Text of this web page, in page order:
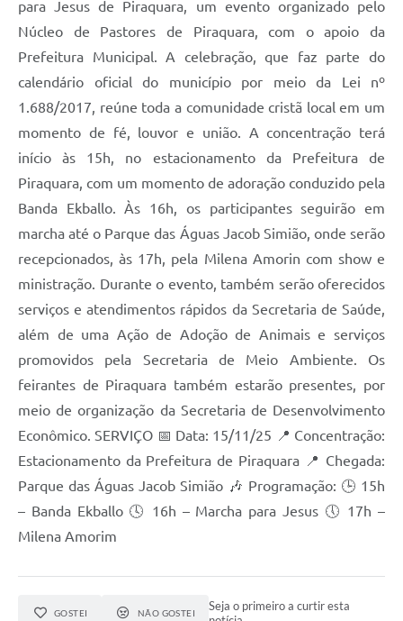
para Jesus de Piraquara, um evento organizado pelo
Núcleo de Pastores de Piraquara, com o apoio da
Prefeitura Municipal. A celebração, que faz parte do
calendário oficial do município por meio da Lei nº
1.688/2017, reúne toda a comunidade cristã local em um
momento de fé, louvor e união. A concentração terá
início às 15h, no estacionamento da Prefeitura de
Piraquara, com um momento de adoração conduzido pela
Banda Ekballo. Às 16h, os participantes seguirão em
marcha até o Parque das Águas Jacob Simião, onde serão
recepcionados, às 17h, pela Milena Amorin com show e
ministração. Durante o evento, também serão oferecidos
serviços e atendimentos rápidos da Secretaria de Saúde,
além de uma Ação de Adoção de Animais e serviços
promovidos pela Secretaria de Meio Ambiente. Os
feirantes de Piraquara também estarão presentes, por
meio de organização da Secretaria de Desenvolvimento
Econômico. SERVIÇO 📅 Data: 15/11/25 📍 Concentração:
Estacionamento da Prefeitura de Piraquara 📍 Chegada:
Parque das Águas Jacob Simião 🎶 Programação: 🕒 15h
– Banda Ekballo 🕓 16h – Marcha para Jesus 🕔 17h –
Milena Amorim
GOSTEI NÃO GOSTEI
Seja o primeiro a curtir esta